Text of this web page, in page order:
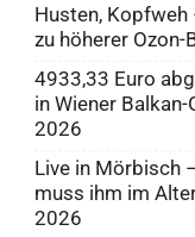
Husten,
zu höherer
4933,33 Euro
in Wiener
2026
Live in Mörbisch
muss ihm im
2026